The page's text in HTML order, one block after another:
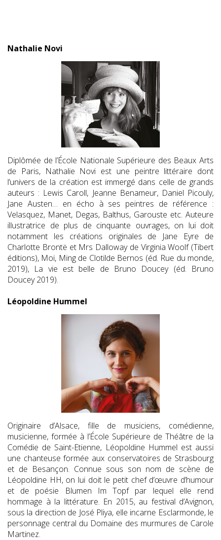
Nathalie Novi
Diplômée de l’École Nationale Supérieure des Beaux Arts
de Paris, Nathalie Novi est une peintre littéraire dont
l’univers de la création est immergé dans celle de grands
auteurs : Lewis Caroll, Jeanne Benameur, Daniel Picouly,
Jane Austen… en écho à ses peintres de référence :
Velasquez, Manet, Degas, Balthus, Garouste etc. Auteure
illustratrice de plus de cinquante ouvrages, on lui doit
notamment les créations originales de Jane Eyre de
Charlotte Brontë et Mrs Dalloway de Virginia Woolf (Tibert
éditions), Moi, Ming de Clotilde Bernos (éd. Rue du monde,
2019), La vie est belle de Bruno Doucey (éd. Bruno
Doucey 2019).
Léopoldine Hummel
Originaire d’Alsace, fille de musiciens, comédienne,
musicienne, formée à l’École Supérieure de Théâtre de la
Comédie de Saint-Etienne, Léopoldine Hummel est aussi
une chanteuse formée aux conservatoires de Strasbourg
et de Besançon. Connue sous son nom de scène de
Léopoldine HH, on lui doit le petit chef d’œuvre d’humour
et de poésie Blumen Im Topf par lequel elle rend
hommage à la littérature. En 2015, au festival d’Avignon,
sous la direction de José Pliya, elle incarne Esclarmonde, le
personnage central du Domaine des murmures de Carole
Martinez.